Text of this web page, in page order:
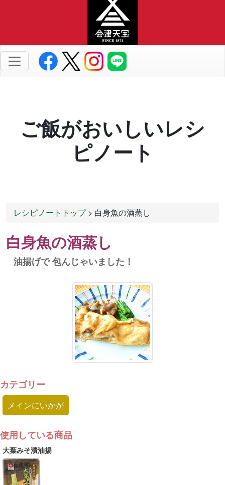
ご飯がおいしいレシ
ピノート
レシピノートトップ> 白身魚の酒蒸し
白身魚の酒蒸し
油揚げで 包んじゃいました！
カテゴリー
メインにいかが
使用している商品
大葉みそ漬油揚